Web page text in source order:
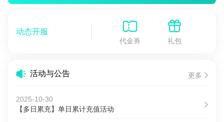
动态开服
代金券 礼包
活动与公告 更多
2025-10-30
【多日累充】单日累计充值活动